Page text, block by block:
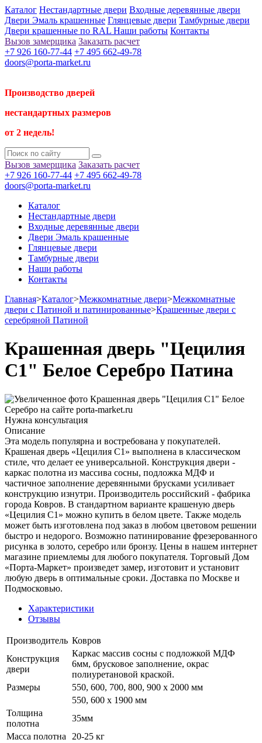
Каталог Нестандартные двери Входные деревянные двери
Двери Эмаль крашенные Глянцевые двери Тамбурные двери
Двери крашенные по RAL Наши работы Контакты
Вызов замерщика Заказать расчет
+7 926 160-77-44 +7 495 662-49-78
doors@porta-market.ru
Производство дверей
нестандартных размеров
от 2 недель!
Вызов замерщика Заказать расчет
+7 926 160-77-44 +7 495 662-49-78
doors@porta-market.ru
Каталог
Нестандартные двери
Входные деревянные двери
Двери Эмаль крашенные
Глянцевые двери
Тамбурные двери
Наши работы
Контакты
Главная>Каталог>Межкомнатные двери>Межкомнатные
двери с Патиной и патинированные>Крашенные двери с
серебряной Патиной
Крашенная дверь "Цецилия
С1" Белое Серебро Патина
Нужна консультация
Описание
Эта модель популярна и востребована у покупателей.
Крашеная дверь «Цецилия С1» выполнена в классическом
стиле, что делает ее универсальной. Конструкция двери -
каркас полотна из массива сосны, подложка МДФ и
частичное заполнение деревянными брусками усиливает
конструкцию изнутри. Производитель российский - фабрика
города Ковров. В стандартном варианте крашеную дверь
«Цецилия С1» можно купить в белом цвете. Также модель
может быть изготовлена под заказ в любом цветовом решении
быстро и недорого. Возможно патинирование фрезерованного
рисунка в золото, серебро или бронзу. Цены в нашем интернет
магазине приемлемы для любого покупателя. Торговый Дом
«Порта-Маркет» произведет замер, изготовит и установит
любую дверь в оптимальные сроки. Доставка по Москве и
Подмосковью.
Характеристики
Отзывы
Производитель Ковров
Конструкция
двери
Каркас массив сосны с подложкой МДФ
6мм, брусковое заполнение, окрас
полиуретановой краской.
Размеры
550, 600, 700, 800, 900 x 2000 мм
550, 600 х 1900 мм
Толщина
полотна
35мм
Масса полотна
20-25 кг